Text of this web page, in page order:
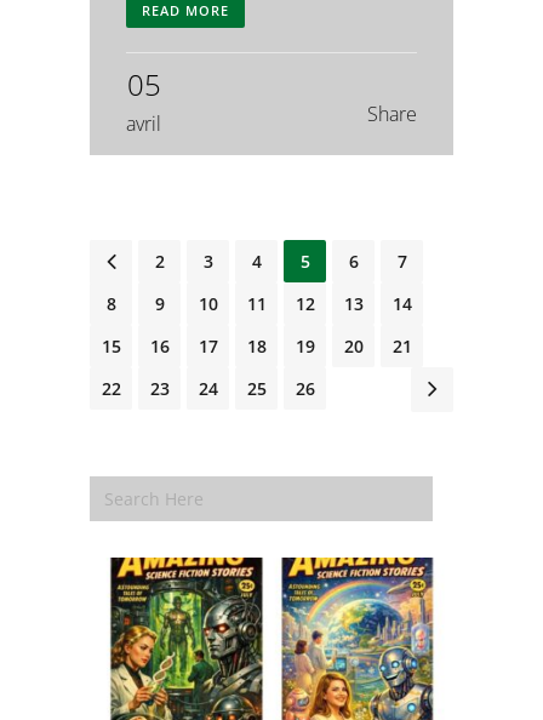
READ MORE
05
avril Share
1 2 3 4 5 6
7
8
9 10 11 12 13
14
15
16 17 18 19 20
21
22
23 24 25 26